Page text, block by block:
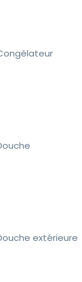
extérieure